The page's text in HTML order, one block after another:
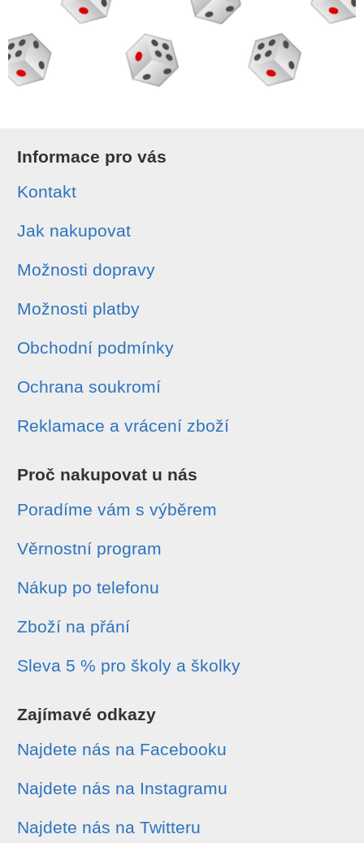
Informace pro vás
Kontakt
Jak nakupovat
Možnosti dopravy
Možnosti platby
Obchodní podmínky
Ochrana soukromí
Reklamace a vrácení zboží
Proč nakupovat u nás
Poradíme vám s výběrem
Věrnostní program
Nákup po telefonu
Zboží na přání
Sleva 5 % pro školy a školky
Zajímavé odkazy
Najdete nás na Facebooku
Najdete nás na Instagramu
Najdete nás na Twitteru